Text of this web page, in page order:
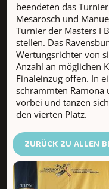
beendeten das
Mesarosch und
Turnier der Masters I
stellen. Das
Wertungsrichter von
Anzahl an möglichen
Finaleinzug offen. In
schrammten Ramona
vorbei und tanzen
den vierten Platz.
ZURÜCK ZU ALLEN